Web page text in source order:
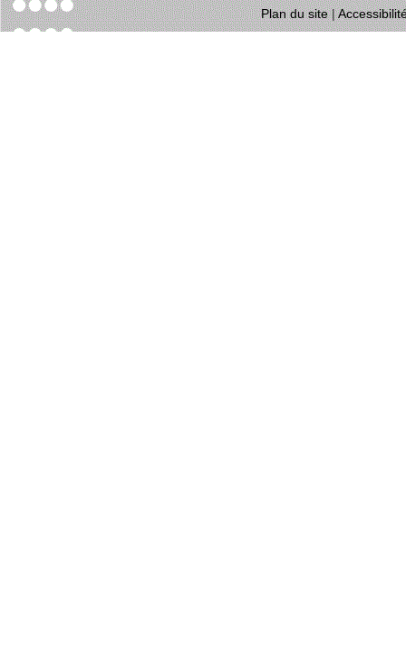
Plan du site|